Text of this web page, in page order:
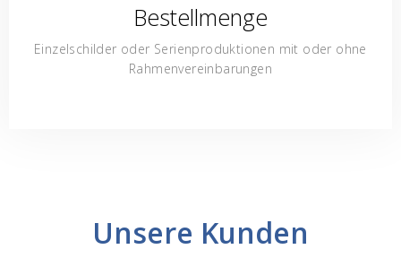
Bestellmenge
Einzelschilder oder Serienproduktionen mit oder ohne
Rahmenvereinbarungen
Unsere Kunden